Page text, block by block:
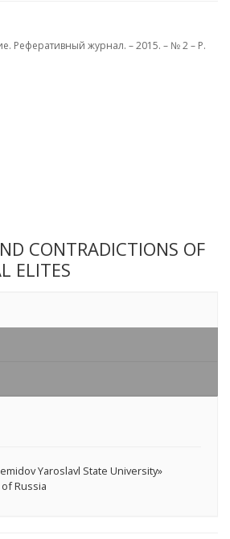
Реферативный журнал. – 2015. – № 2 – P.
CONTRADICTIONS OF
ELITES
Yaroslavl State University»
Russia